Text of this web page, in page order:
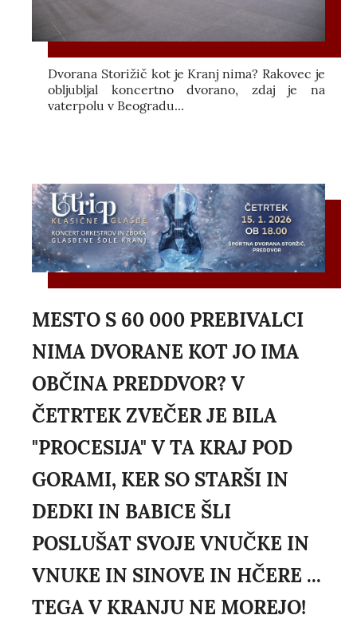
Dvorana Storižič kot je Kranj nima? Rakovec je
obljubljal koncertno dvorano, zdaj je na
vaterpolu v Beogradu...
MESTO S 60 000 PREBIVALCI
NIMA DVORANE KOT JO IMA
OBČINA PREDDVOR? V
ČETRTEK ZVEČER JE BILA
"PROCESIJA" V TA KRAJ POD
GORAMI, KER SO STARŠI IN
DEDKI IN BABICE ŠLI
POSLUŠAT SVOJE VNUČKE IN
VNUKE IN SINOVE IN HČERE ...
TEGA V KRANJU NE MOREJO!